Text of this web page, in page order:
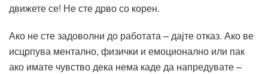
движете се! Не сте дрво со корен.
Ако не сте задоволни до работата – дајте отказ. Ако ве
исцрпува ментално, физички и емоционално или пак
ако имате чувство дека нема каде да напредувате –